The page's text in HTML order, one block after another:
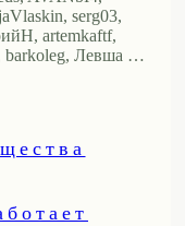
serg03,
artemkaftf,
barkoleg, Левша …